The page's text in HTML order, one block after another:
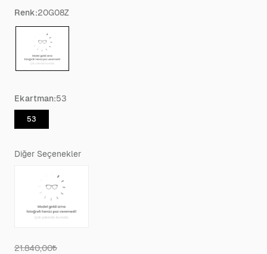
Renk:20G08Z
Ekartman:53
53
Diğer Seçenekler
21.840,00